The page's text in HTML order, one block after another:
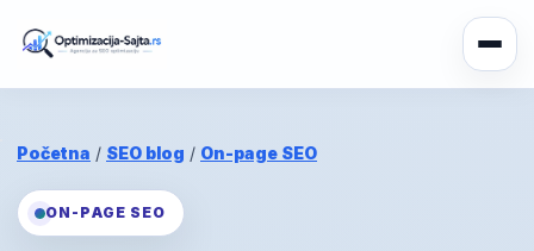
Početna / SEO blog / On-page SEO
ON-PAGE SEO